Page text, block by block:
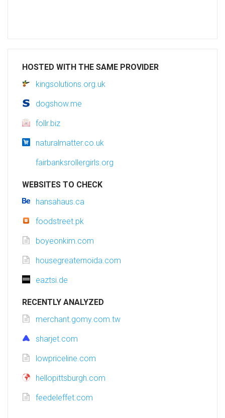
HOSTED WITH THE SAME PROVIDER
kingsolutions.org.uk
dogshow.me
follr.biz
naturalmatter.co.uk
fairbanksrollergirls.org
WEBSITES TO CHECK
hansahaus.ca
foodstreet.pk
boyeonkim.com
housegreaternoida.com
eaztsi.de
RECENTLY ANALYZED
merchant.gomy.com.tw
sharjet.com
lowpriceline.com
hellopittsburgh.com
feedeleffet.com